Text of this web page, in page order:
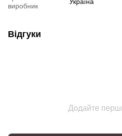
виробник
Відгуки
Додайте